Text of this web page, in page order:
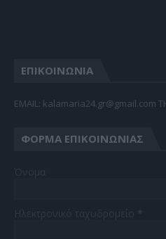
ΕΠΙΚΟΙΝΩΝΙΑ
EMAIL: kalamaria24.gr@gmail.com
ΦΌΡΜΑ ΕΠΙΚΟΙΝΩΝΊΑΣ